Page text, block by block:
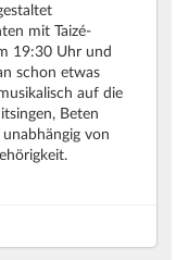
mit Taizé-
19:30 Uhr und
schon etwas
auf die
Beten
von